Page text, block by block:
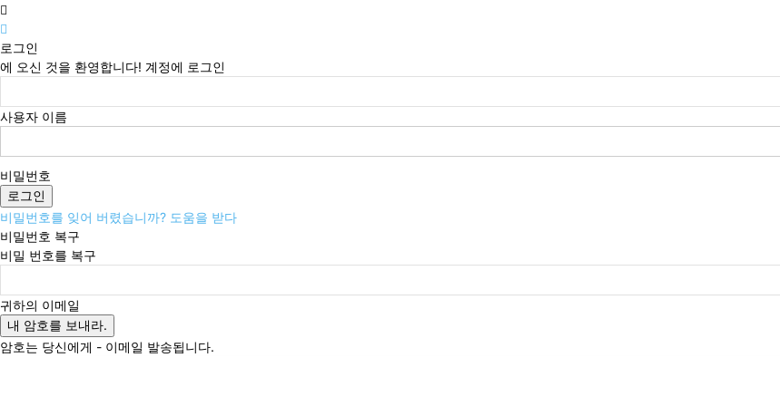
로그인
에 오신 것을 환영합니다! 계정에 로그인
사용자 이름
비밀번호
비밀번호를 잊어 버렸습니까? 도움을 받다
비밀번호 복구
비밀 번호를 복구
귀하의 이메일
암호는 당신에게 - 이메일 발송됩니다.